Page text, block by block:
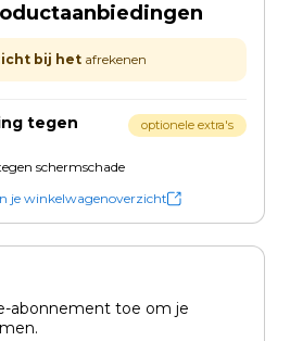
bij het afrekenen
tegen
schermschade
optionele extra's
je winkelwagenoverzicht
abonnement toe om je